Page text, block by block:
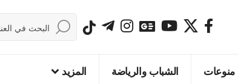
منوعات الشباب والرياضة المزيد